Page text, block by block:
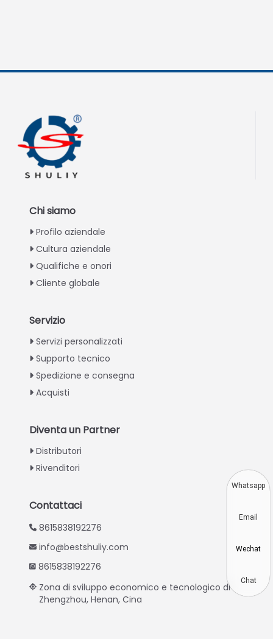
Chi siamo
Profilo aziendale
Cultura aziendale
Qualifiche e onori
Cliente globale
Servizio
Servizi personalizzati
Supporto tecnico
Spedizione e consegna
Acquisti
Diventa un Partner
Distributori
Rivenditori
Contattaci
8615838192276
info@bestshuliy.com
8615838192276
Zona di sviluppo economico e tecnologico di
Zhengzhou, Henan, Cina
Portuguese
Spanish
Korean
Turkish
Swahili
Urdu
Greek
Whatsapp
Email
Wechat
Chat